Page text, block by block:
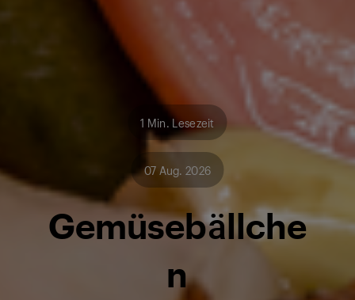
1 Min. Lesezeit
07 Aug. 2026
Gemüsebällche
n